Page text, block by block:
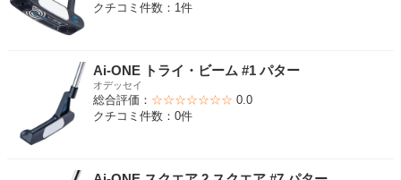
クチコミ件数：1件
Ai-ONE トライ・ビーム #1 パター
オデッセイ
総合評価： ☆☆☆☆☆☆☆ 0.0
クチコミ件数：0件